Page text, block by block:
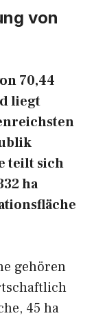
von
70,44
liegt
teilt sich
ha
gehören
45 ha